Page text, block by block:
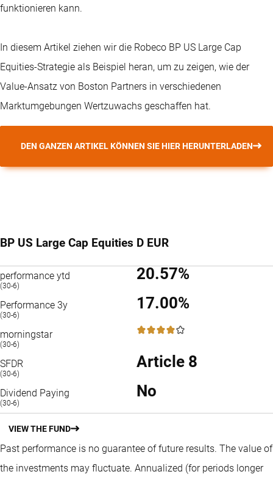
funktionieren kann.
In diesem Artikel ziehen wir die Robeco BP US Large Cap
Equities-Strategie als Beispiel heran, um zu zeigen, wie der
Value-Ansatz von Boston Partners in verschiedenen
Marktumgebungen Wertzuwachs geschaffen hat.
DEN GANZEN ARTIKEL KÖNNEN SIE HIER HERUNTERLADEN
BP US Large Cap Equities D EUR
performance ytd
(30-6)
20.57%
Performance 3y
(30-6)
17.00%
morningstar
(30-6)
4 / 5
SFDR
(30-6)
Article 8
Dividend Paying
(30-6)
No
VIEW THE FUND
Past performance is no guarantee of future results. The value of
the investments may fluctuate. Annualized (for periods longer